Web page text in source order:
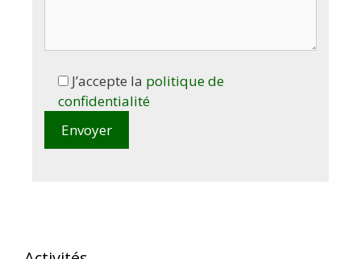
J’accepte la politique de
confidentialité